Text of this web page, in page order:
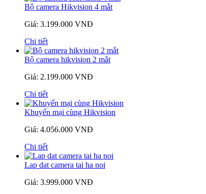
Bộ camera Hikvision 4 mắt
Giá: 3.199.000 VNĐ
Chi tiết
Bộ camera hikvision 2 mắt
Giá: 2.199.000 VNĐ
Chi tiết
Khuyến mại cùng Hikvision
Giá: 4.056.000 VNĐ
Chi tiết
Lap dat camera tai ha noi
Giá: 3.999.000 VNĐ